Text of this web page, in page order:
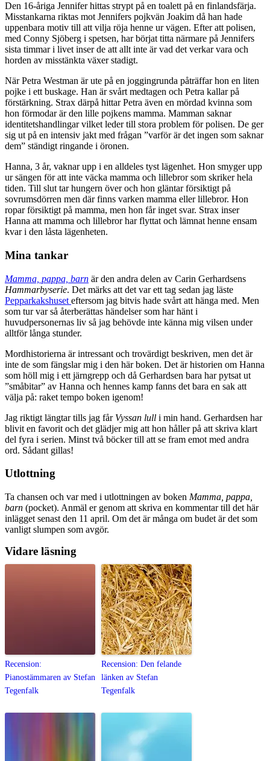
Den 16-åriga Jennifer hittas strypt på en toalett på en finlandsfärja.
Misstankarna riktas mot Jennifers pojkvän Joakim då han hade
uppenbara motiv till att vilja röja henne ur vägen. Efter att polisen,
med Conny Sjöberg i spetsen, har börjat titta närmare på Jennifers
sista timmar i livet inser de att allt inte är vad det verkar vara och
horden av misstänkta växer stadigt.
När Petra Westman är ute på en joggingrunda påträffar hon en liten
pojke i ett buskage. Han är svårt medtagen och Petra kallar på
förstärkning. Strax därpå hittar Petra även en mördad kvinna som
hon förmodar är den lille pojkens mamma. Mamman saknar
identitetshandlingar vilket leder till stora problem för polisen. De ger
sig ut på en intensiv jakt med frågan ”varför är det ingen som saknar
dem” ständigt ringande i öronen.
Hanna, 3 år, vaknar upp i en alldeles tyst lägenhet. Hon smyger upp
ur sängen för att inte väcka mamma och lillebror som skriker hela
tiden. Till slut tar hungern över och hon gläntar försiktigt på
sovrumsdörren men där finns varken mamma eller lillebror. Hon
ropar försiktigt på mamma, men hon får inget svar. Strax inser
Hanna att mamma och lillebror har flyttat och lämnat henne ensam
kvar i den låsta lägenheten.
Mina tankar
Mamma, pappa, barn är den andra delen av Carin Gerhardsens
Hammarbyserie. Det märks att det var ett tag sedan jag läste
Pepparkakshuset eftersom jag bitvis hade svårt att hänga med. Men
som tur var så återberättas händelser som har hänt i
huvudpersonernas liv så jag behövde inte känna mig vilsen under
alltför långa stunder.
Mordhistorierna är intressant och trovärdigt beskriven, men det är
inte de som fängslar mig i den här boken. Det är historien om Hanna
som höll mig i ett järngrepp och då Gerhardsen bara har pytsat ut
”småbitar” av Hanna och hennes kamp fanns det bara en sak att
välja på: raket tempo boken igenom!
Jag riktigt längtar tills jag får Vyssan lull i min hand. Gerhardsen har
blivit en favorit och det glädjer mig att hon håller på att skriva klart
del fyra i serien. Minst två böcker till att se fram emot med andra
ord. Sådant gillas!
Utlottning
Ta chansen och var med i utlottningen av boken Mamma, pappa,
barn (pocket). Anmäl er genom att skriva en kommentar till det här
inlägget senast den 11 april. Om det är många om budet är det som
vanligt slumpen som avgör.
Vidare läsning
Recension:
Pianostämmaren av Stefan
Tegenfalk
Recension: Den felande
länken av Stefan
Tegenfalk